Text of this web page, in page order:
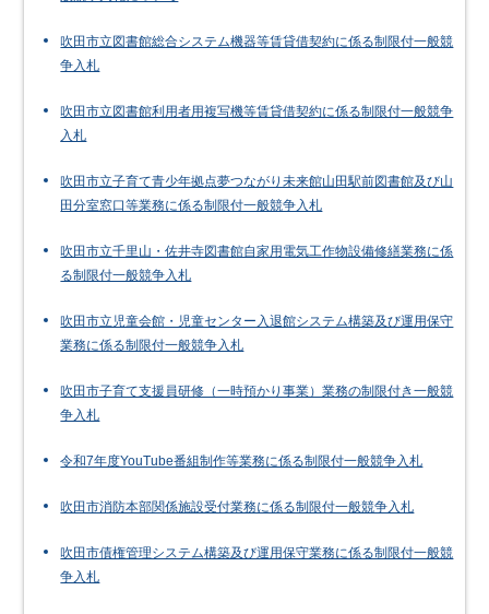
吹田市立図書館総合システム機器等賃貸借契約に係る制限付一般競
争入札
吹田市立図書館利用者用複写機等賃貸借契約に係る制限付一般競争
入札
吹田市立子育て青少年拠点夢つながり未来館山田駅前図書館及び山
田分室窓口等業務に係る制限付一般競争入札
吹田市立千里山・佐井寺図書館自家用電気工作物設備修繕業務に係
る制限付一般競争入札
吹田市立児童会館・児童センター入退館システム構築及び運用保守
業務に係る制限付一般競争入札
吹田市子育て支援員研修（一時預かり事業）業務の制限付き一般競
争入札
令和7年度YouTube番組制作等業務に係る制限付一般競争入札
吹田市消防本部関係施設受付業務に係る制限付一般競争入札
吹田市債権管理システム構築及び運用保守業務に係る制限付一般競
争入札